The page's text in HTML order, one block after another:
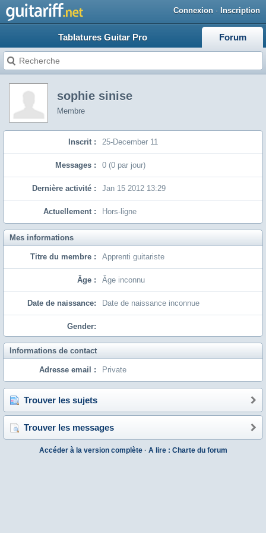
Connexion · Inscription
Tablatures Guitar Pro Forum
sophie sinise
Membre
Inscrit : 25-December 11
Messages : 0 (0 par jour)
Dernière activité : Jan 15 2012 13:29
Actuellement : Hors-ligne
Mes informations
Titre du membre : Apprenti guitariste
Âge : Âge inconnu
Date de naissance: Date de naissance inconnue
Gender:
Informations de contact
Adresse email : Private
Trouver les sujets
Trouver les messages
Accéder à la version complète· A lire : Charte du forum